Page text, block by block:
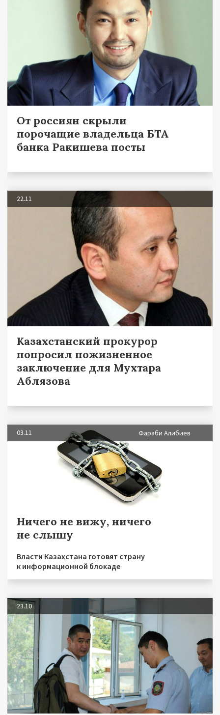
От россиян скрыли
порочащие владельца БТА
банка Ракишева посты
22.11
Казахстанский прокурор
попросил пожизненное
заключение для Мухтара
Аблязова
03.11 Фараби Алибиев
Ничего не вижу, ничего
не слышу
Власти Казахстана готовят страну
к информационной блокаде
23.10